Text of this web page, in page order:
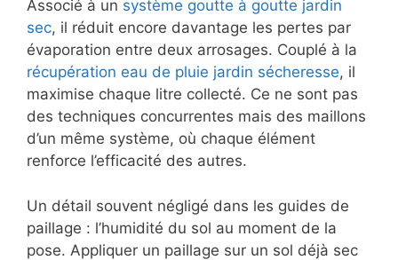
Associé à un système goutte à goutte jardin
sec, il réduit encore davantage les pertes par
évaporation entre deux arrosages. Couplé à la
récupération eau de pluie jardin sécheresse, il
maximise chaque litre collecté. Ce ne sont pas
des techniques concurrentes mais des maillons
d’un même système, où chaque élément
renforce l’efficacité des autres.
Un détail souvent négligé dans les guides de
paillage : l’humidité du sol au moment de la
pose. Appliquer un paillage sur un sol déjà sec